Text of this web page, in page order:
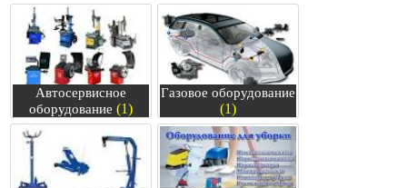
Автосервисное
оборудование (1)
Газовое оборудование
(1)